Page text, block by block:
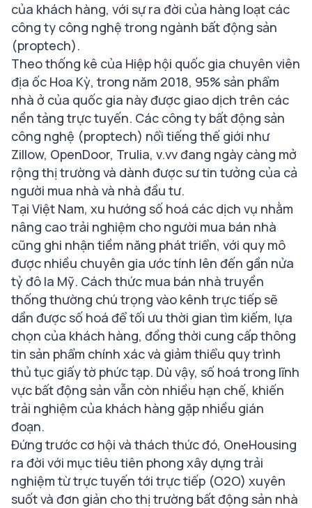
của khách hàng, với sự ra đời của hàng loạt các
công ty công nghệ trong ngành bất động sản
(proptech).
Theo thống kê của Hiệp hội quốc gia chuyên viên
địa ốc Hoa Kỳ, trong năm 2018, 95% sản phẩm
nhà ở của quốc gia này được giao dịch trên các
nền tảng trực tuyến. Các công ty bất động sản
công nghệ (proptech) nổi tiếng thế giới như
Zillow, OpenDoor, Trulia, v.vv đang ngày càng mở
rộng thị trường và dành được sư tin tưởng của cả
người mua nhà và nhà đầu tư.
Tại Việt Nam, xu hướng số hoá các dịch vụ nhằm
nâng cao trải nghiệm cho người mua bán nhà
cũng ghi nhận tiềm năng phát triển, với quy mô
được nhiều chuyên gia ước tính lên đến gần nửa
tỷ đô la Mỹ. Cách thức mua bán nhà truyền
thống thường chú trọng vào kênh trực tiếp sẽ
dần được số hoá để tối ưu thời gian tìm kiếm, lựa
chọn của khách hàng, đồng thời cung cấp thông
tin sản phẩm chính xác và giảm thiểu quy trình
thủ tục giấy tờ phức tạp. Dù vậy, số hoá trong lĩnh
vực bất động sản vẫn còn nhiều hạn chế, khiến
trải nghiệm của khách hàng gặp nhiều gián
đoạn.
Đứng trước cơ hội và thách thức đó, OneHousing
ra đời với mục tiêu tiên phong xây dựng trải
nghiệm từ trực tuyến tới trực tiếp (O2O) xuyên
suốt và đơn giản cho thị trường bất động sản nhà